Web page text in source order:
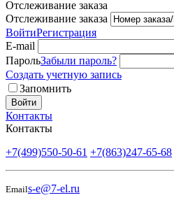
Отслеживание заказа
Отслеживание заказа
ВойтиРегистрация
E-mail
ПарольЗабыли пароль?
Создать учетную запись
Запомнить
Войти
Контакты
Контакты
+7(499)550-50-61 +7(863)247-65-68
Emails-e@7-el.ru